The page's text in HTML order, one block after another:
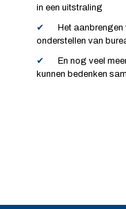
in een uitstraling
Het aanbrengen
onderstellen van
En nog veel
kunnen bedenken